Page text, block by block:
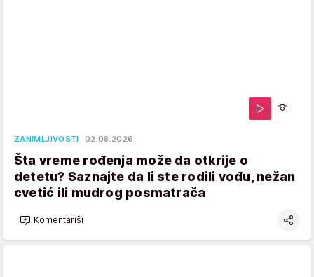
ZANIMLJIVOSTI 02.08.2026.
Šta vreme rođenja može da otkrije o
detetu? Saznajte da li ste rodili vođu, nežan
cvetić ili mudrog posmatrača
Komentariši